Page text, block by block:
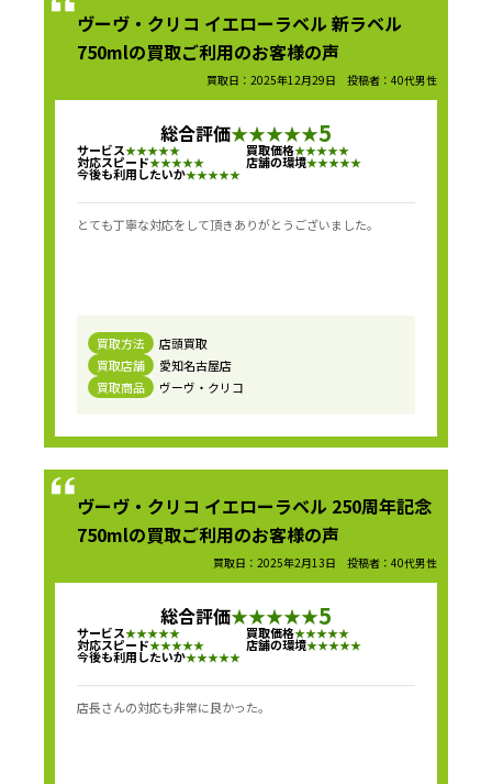
ヴーヴ・クリコ イエローラベル 新ラベル
750mlの買取ご利用のお客様の声
買取日：2025年12月29日 投稿者：40代男性
総合評価★★★★★5
サービス★★★★★ 買取価格★★★★★
対応スピード★★★★★ 店舗の環境★★★★★
今後も利用したいか★★★★★
とても丁寧な対応をして頂きありがとうございました。
買取方法
店頭買取
買取店舗
愛知名古屋店
買取商品
ヴーヴ・クリコ
ヴーヴ・クリコ イエローラベル 250周年記念
750mlの買取ご利用のお客様の声
買取日：2025年2月13日 投稿者：40代男性
総合評価★★★★★5
サービス★★★★★ 買取価格★★★★★
対応スピード★★★★★ 店舗の環境★★★★★
今後も利用したいか★★★★★
店長さんの対応も非常に良かった。